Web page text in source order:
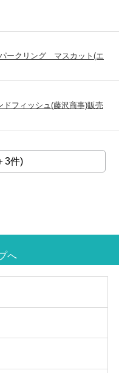
ークリング マスカット(エ
ドフィッシュ(藤沢商事)販売
3件)
へ